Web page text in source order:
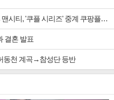
티, '쿠플 시리즈' 중계 쿠팡플레이
결혼 발표
동천 계곡→참성단 등반